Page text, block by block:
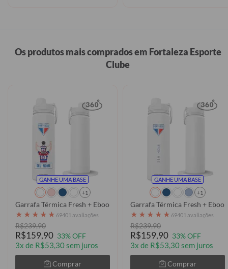
Os produtos mais comprados em Fortaleza Esporte
Clube
GANHE UMA BASE
+1
Garrafa Térmica Fresh + Ebook - Fortaleza - Pai Torcedor
★ ★ ★ ★ ★ 69401 avaliações
R$239,90
R$159,90 33% OFF
3x de R$53,30 sem juros
Comprar
GANHE UMA BASE
+1
Garrafa Térmica Fresh +
★ ★ ★ ★ ★ 69401 avaliações
R$239,90
R$159,90 33% OFF
3x de R$53,30 sem juros
Comprar